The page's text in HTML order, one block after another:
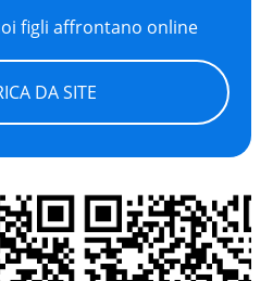
figli affrontano online
DA SITE